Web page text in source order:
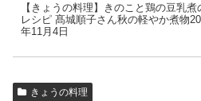
【きょうの料理】きのこと鶏の豆乳煮
レシピ 髙城順子さん秋の軽やか煮物
年11月4日
きょうの料理